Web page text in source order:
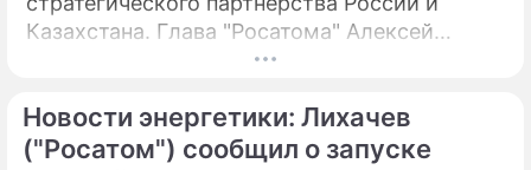
Казахстана. Глава "Росатома" Алексей
Лихачев сообщил, что на площадке будущей
инженерных изысканий, что является
важным этапом реализации масштабного
Новости энергетики: Лихачев
("Росатом") сообщил о запуске